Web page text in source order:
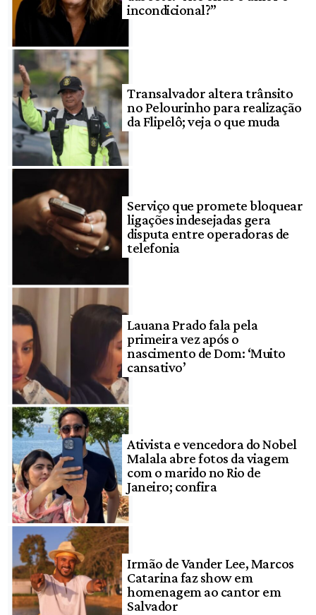
incondicional?”
Transalvador altera trânsito
no Pelourinho para realização
da Flipelô; veja o que muda
Serviço que promete bloquear
ligações indesejadas gera
disputa entre operadoras de
telefonia
Lauana Prado fala pela
primeira vez após o
nascimento de Dom: ‘Muito
cansativo’
Ativista e vencedora do Nobel
Malala abre fotos da viagem
com o marido no Rio de
Janeiro; confira
Irmão de Vander Lee, Marcos
Catarina faz show em
homenagem ao cantor em
Salvador